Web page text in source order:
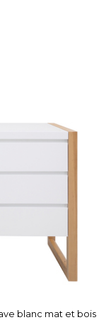
blanc mat et bois